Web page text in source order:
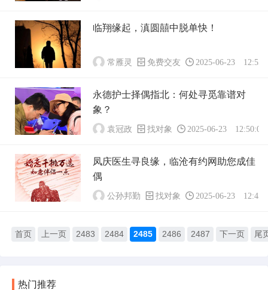
临翔缘起，滇圆囍中脱单快！
常雁灵 免费交友 2025-06-23
永德护士择偶指北：何处寻觅靠谱对
象？
袁冠政 找对象 2025-06-23 12:50:01
凤庆医生寻良缘，临沧有约网助您成佳
偶
公孙邦勤 找对象 2025-06-23
首页 上一页 2483 2484 2485 2486 2487 下一页 尾
热门推荐